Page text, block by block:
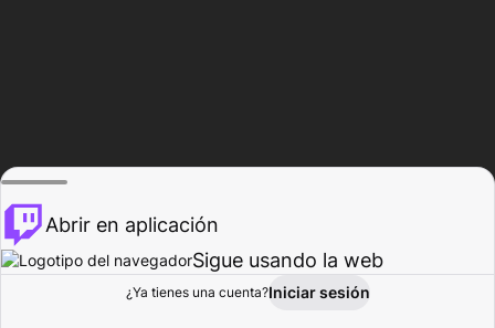
Explorar Actividad
Abrir en aplicación
Sigue usando la web
¿Ya tienes una cuenta?Iniciar sesión